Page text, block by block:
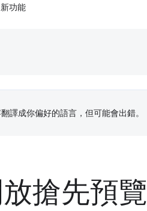
功能
譯成你偏好的語言，但可能會出錯。
搶先預覽